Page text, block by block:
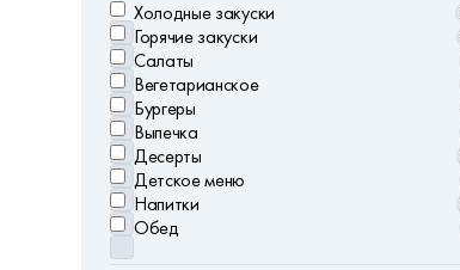
Холодныe закуски
Горячие закуски
Салаты
Вегетарианское
Бургеры
Выпечка
Десерты
Детское меню
Напитки
Обед